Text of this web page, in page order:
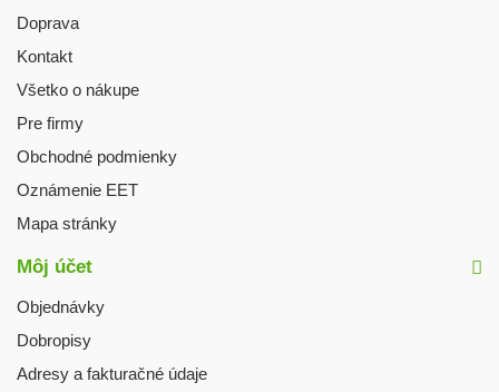
Doprava
Kontakt
Všetko o nákupe
Pre firmy
Obchodné podmienky
Oznámenie EET
Mapa stránky
Môj účet
Objednávky
Dobropisy
Adresy a fakturačné údaje